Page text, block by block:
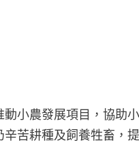
小農發展項目，協助
苦耕種及飼養牲畜，